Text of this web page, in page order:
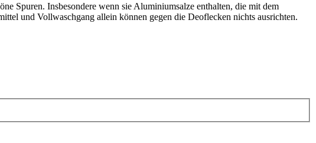
Spuren. Insbesondere wenn sie Aluminiumsalze enthalten, die mit dem
und Vollwaschgang allein können gegen die Deoflecken nichts ausrichten.